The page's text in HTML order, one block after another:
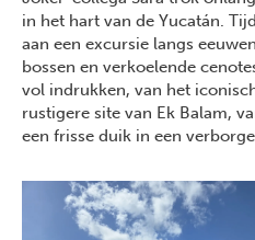
in het hart van de Yucatán.
aan een excursie langs
bossen en verkoelende
vol indrukken, van het
rustigere site van Ek Balam,
een frisse duik in een